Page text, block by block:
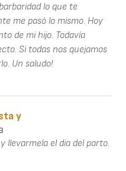
lo que te
me pasó lo mismo. Hoy
de mi hijo. Todavía
Si todas nos quejamos
Un saludo!
y
llevarmela el dia del parto.